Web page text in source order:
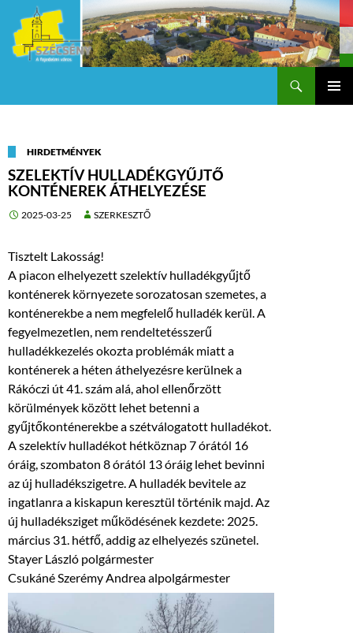
HIRDETMÉNYEK
SZELEKTÍV HULLADÉKGYŰJTŐ
KONTÉNEREK ÁTHELYEZÉSE
2025-03-25 SZERKESZTŐ
Tisztelt Lakosság!
A piacon elhelyezett szelektív hulladékgyűjtő
konténerek környezete sorozatosan szemetes, a
konténerekbe a nem megfelelő hulladék kerül. A
fegyelmezetlen, nem rendeltetésszerű
hulladékkezelés okozta problémák miatt a
konténerek a héten áthelyezésre kerülnek a
Rákóczi út 41. szám alá, ahol ellenőrzött
körülmények között lehet betenni a
gyűjtőkonténerekbe a szétválogatott hulladékot.
A szelektív hulladékot hétköznap 7 órától 16
óráig, szombaton 8 órától 13 óráig lehet bevinni
az új hulladékszigetre. A hulladék bevitele az
ingatlanra a kiskapun keresztül történik majd. Az
új hulladéksziget működésének kezdete: 2025.
március 31. hétfő, addig az elhelyezés szünetel.
Stayer László polgármester
Csukáné Szerémy Andrea alpolgármester